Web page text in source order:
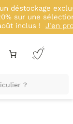
avant nos
kits jusqu'au
!